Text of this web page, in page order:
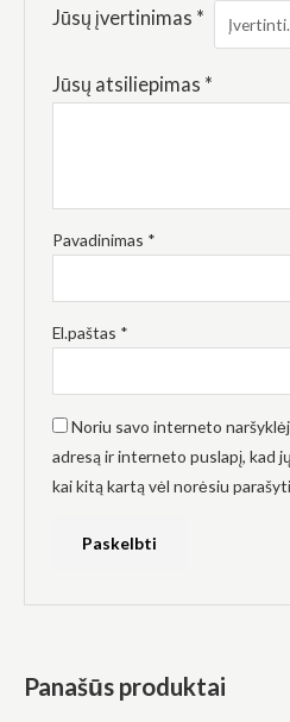
Jūsų įvertinimas *
Jūsų atsiliepimas *
Pavadinimas *
El.paštas *
Noriu savo interneto
adresą ir interneto puslapį, kad
kai kitą kartą vėl norėsiu
Panašūs produktai